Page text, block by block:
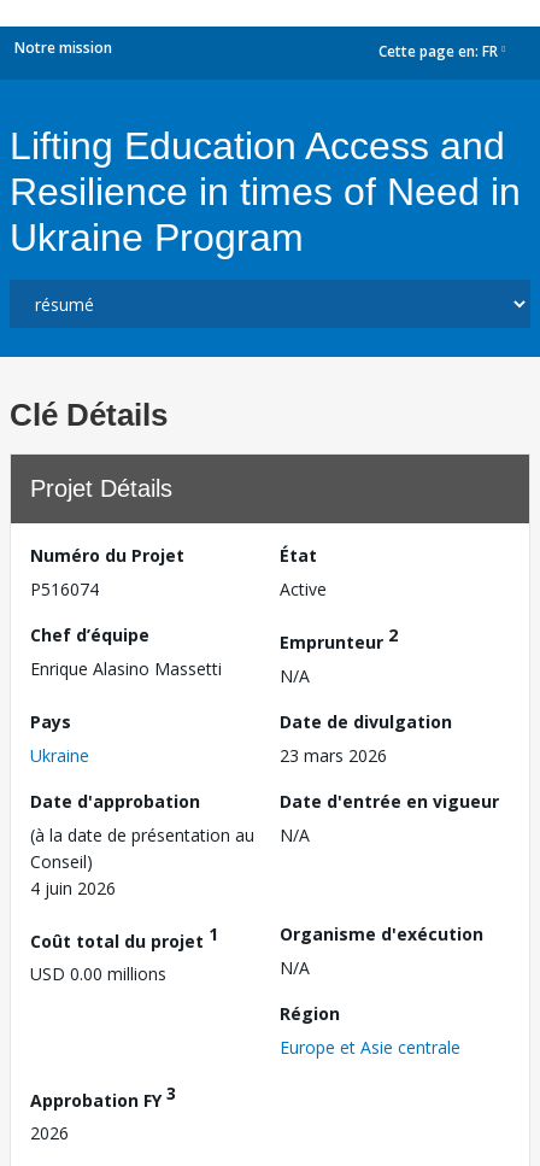
Notre mission Cette page en: FR
Lifting Education Access and
Resilience in times of Need in
Ukraine Program
Clé Détails
Projet Détails
Numéro du Projet
P516074
État
Active
Chef d’équipe
Enrique Alasino Massetti
Emprunteur 2
N/A
Pays
Ukraine
Date de divulgation
23 mars 2026
Date d'approbation
(à la date de présentation au
Conseil)
4 juin 2026
Date d'entrée en vigueur
N/A
Coût total du projet 1
USD 0.00 millions
Organisme d'exécution
N/A
Région
Europe et Asie centrale
Approbation FY3
2026